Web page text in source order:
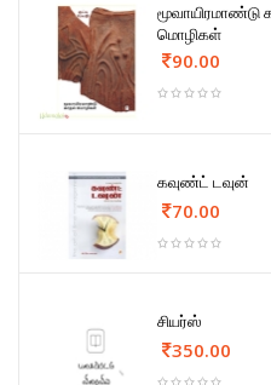
மூவாயிரமாண்டு
மொழிகள்
90.00
கவுண்ட் டவுன்
70.00
சியர்ஸ்
350.00